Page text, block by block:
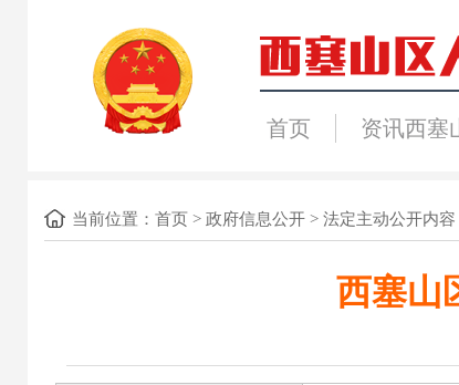
首页 资讯西塞
当前位置： 首页> 政府信息公开> 法定主动公开内容
西塞山